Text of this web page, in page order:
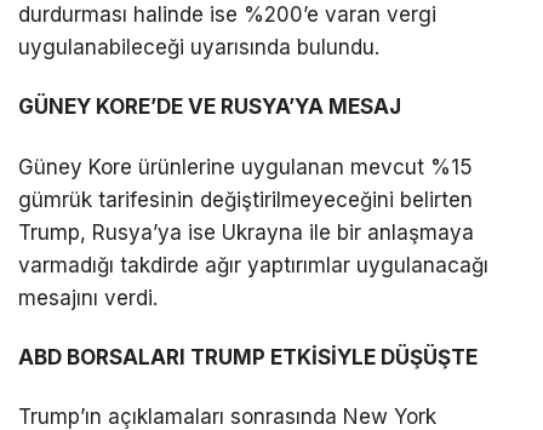
durdurması halinde ise %200’e varan vergi
uygulanabileceği uyarısında bulundu.
GÜNEY KORE’DE VE RUSYA’YA MESAJ
Güney Kore ürünlerine uygulanan mevcut %15
gümrük tarifesinin değiştirilmeyeceğini belirten
Trump, Rusya’ya ise Ukrayna ile bir anlaşmaya
varmadığı takdirde ağır yaptırımlar uygulanacağı
mesajını verdi.
ABD BORSALARI TRUMP ETKİSİYLE DÜŞÜŞTE
Trump’ın açıklamaları sonrasında New York